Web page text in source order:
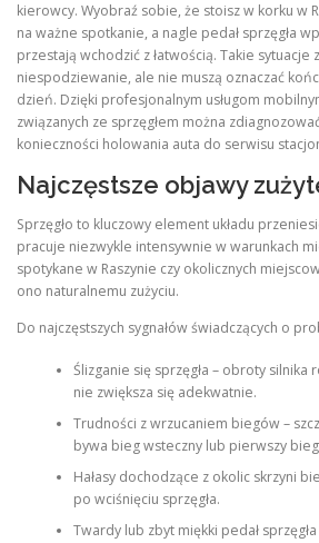
kierowcy. Wyobraź sobie, że stoisz w korku w
na ważne spotkanie, a nagle pedał sprzęgła
przestają wchodzić z łatwością. Takie sytuacje
niespodziewanie, ale nie muszą oznaczać
dzień. Dzięki profesjonalnym usługom
związanych ze sprzęgłem można
konieczności holowania auta do serwisu
Najczęstsze objawy
Sprzęgło to kluczowy element układu
pracuje niezwykle intensywnie w warunkach
spotykane w Raszynie czy okolicznych
ono naturalnemu zużyciu.
Do najczęstszych sygnałów świadczących o
Ślizganie się sprzęgła – obroty silnika
nie zwiększa się adekwatnie.
Trudności z wrzucaniem biegów –
bywa bieg wsteczny lub pierwszy
Hałasy dochodzące z okolic skrzyni
po wciśnięciu sprzęgła.
Twardy lub zbyt miękki pedał